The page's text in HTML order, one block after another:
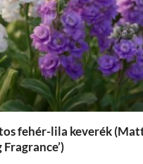
fehér-lila keverék